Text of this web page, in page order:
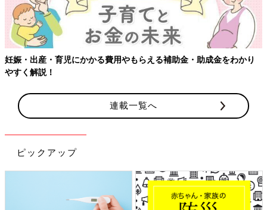
榊原さんが多胎家庭を支援する、あいち多胎ネットで活動を始め
たのは、子どもたちが小学2年生になったころです。
――あいち多胎ネットで活動を始めたときのことを教えてくださ
い。
育ててきた経験をいかしたい！と思い、あいち多胎ネットに連絡
をして、一緒に活動するようになりました。元代表で三つ子ママ
は、そのころです。
床に投げ落として死亡させる事件があったんです。
そのママは両親や夫を頼ることができず、ワンオペで三つ子を育
てていました。私も双子を育てましたが、双子でもワンオペでは
妊娠・出産・育児にかかる費用やもらえる補助金・助成金をわかり
やすく解説！
連載一覧へ
ピックアップ